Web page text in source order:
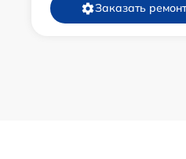
Заказать ремонт